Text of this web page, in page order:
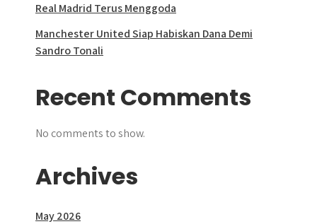
Real Madrid Terus Menggoda
Manchester United Siap Habiskan Dana Demi
Sandro Tonali
Recent Comments
No comments to show.
Archives
May 2026